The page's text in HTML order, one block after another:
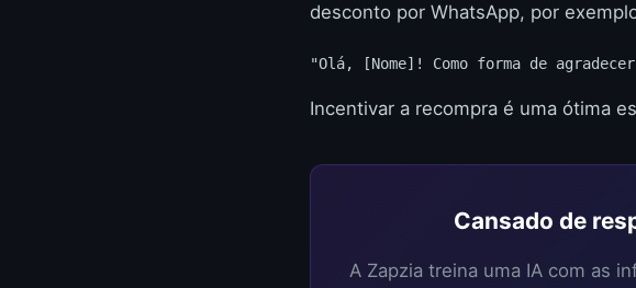
desconto por WhatsApp, por
"Olá, [Nome]! Como forma de
Incentivar a recompra é uma ótima
Cansado de
A Zapzia treina uma IA com as